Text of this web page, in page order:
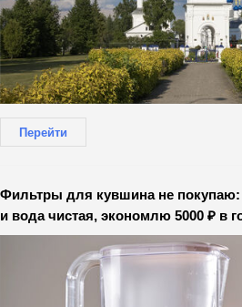
Перейти
Фильтры для кувшина не
и вода чистая, экономлю 5000 ₽ в